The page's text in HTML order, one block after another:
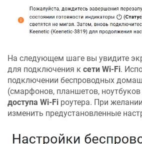
На следующем шаге вы увидите
для подключения к сети Wi-Fi.
подключении беспроводных
(смарфонов, планшетов,
доступа Wi-Fi роутера. При
изменить предустановленные